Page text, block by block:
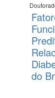
do